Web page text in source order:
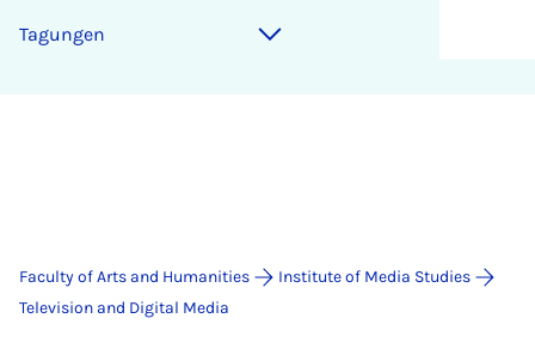
Ta­gun­gen
Faculty of Arts and Humanities
Institute of Media Studies
Television and Digital Media